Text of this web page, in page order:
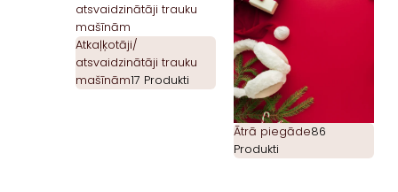
Atkaļķotāji/
atsvaidzinātāji trauku
mašīnām17 Produkti
Ātrā piegāde86
Produkti